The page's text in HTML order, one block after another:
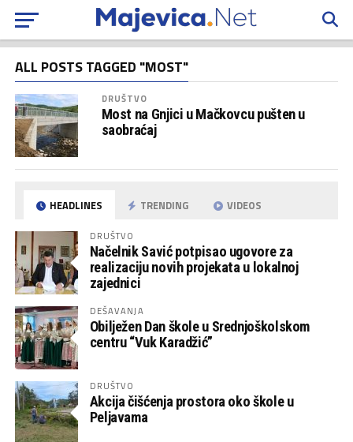
ALL POSTS TAGGED "MOST"
DRUŠTVO
Most na Gnjici u Mačkovcu pušten u
saobraćaj
HEADLINES TRENDING VIDEOS
DRUŠTVO
Načelnik Savić potpisao ugovore za
realizaciju novih projekata u lokalnoj
zajednici
DEŠAVANJA
Obilježen Dan škole u Srednjoškolskom
centru “Vuk Karadžić”
DRUŠTVO
Akcija čišćenja prostora oko škole u
Peljavama